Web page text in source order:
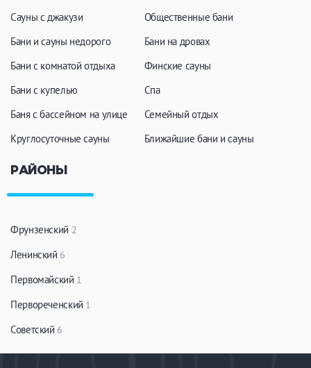
Детская комната
Сеновал
Сауны с джакузи
Бани и сауны недорого
Бани с комнатой отдыха
Бани с купелью
Баня с бассейном на улице
Круглосуточные сауны
Общественные бани
Бани на дровах
Финские сауны
Спа
Семейный отдых
Ближайшие бани и сауны
РАЙОНЫ
Фрунзенский 2
Ленинский 6
Первомайский 1
Первореченский 1
Советский 6